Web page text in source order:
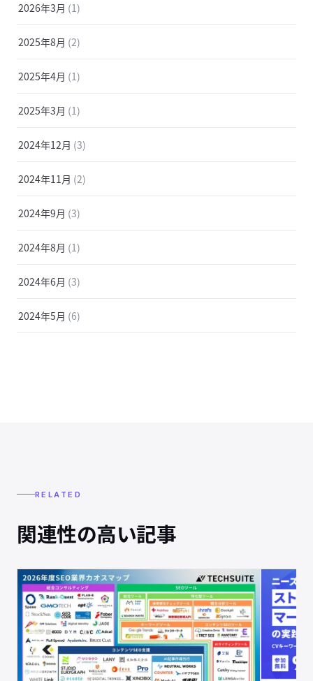
2026年3月 (1)
2025年8月 (2)
2025年4月 (1)
2025年3月 (1)
2024年12月 (3)
2024年11月 (2)
2024年9月 (3)
2024年8月 (1)
2024年6月 (3)
2024年5月 (6)
RELATED
関連性の高い記事